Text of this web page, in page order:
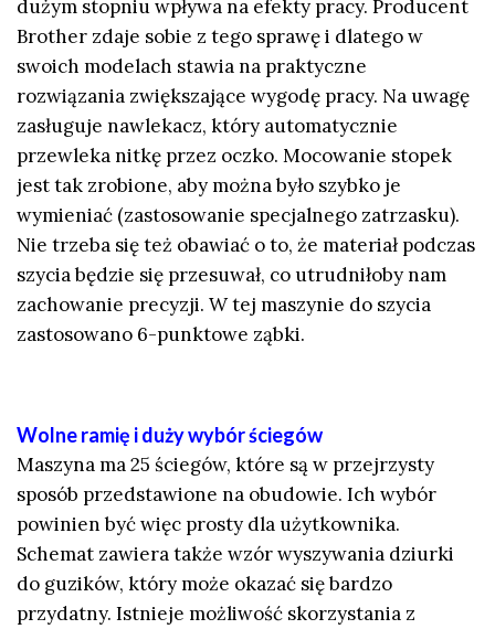
dużym stopniu wpływa na efekty pracy. Producent
Brother zdaje sobie z tego sprawę i dlatego w
swoich modelach stawia na praktyczne
rozwiązania zwiększające wygodę pracy. Na uwagę
zasługuje nawlekacz, który automatycznie
przewleka nitkę przez oczko. Mocowanie stopek
jest tak zrobione, aby można było szybko je
wymieniać (zastosowanie specjalnego zatrzasku).
Nie trzeba się też obawiać o to, że materiał podczas
szycia będzie się przesuwał, co utrudniłoby nam
zachowanie precyzji. W tej maszynie do szycia
zastosowano 6-punktowe ząbki.
Wolne ramię i duży wybór ściegów
Maszyna ma 25 ściegów, które są w przejrzysty
sposób przedstawione na obudowie. Ich wybór
powinien być więc prosty dla użytkownika.
Schemat zawiera także wzór wyszywania dziurki
do guzików, który może okazać się bardzo
przydatny. Istnieje możliwość skorzystania z